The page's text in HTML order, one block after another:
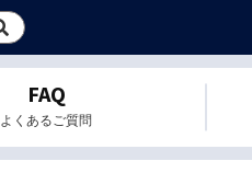
FAQ
よくあるご質問